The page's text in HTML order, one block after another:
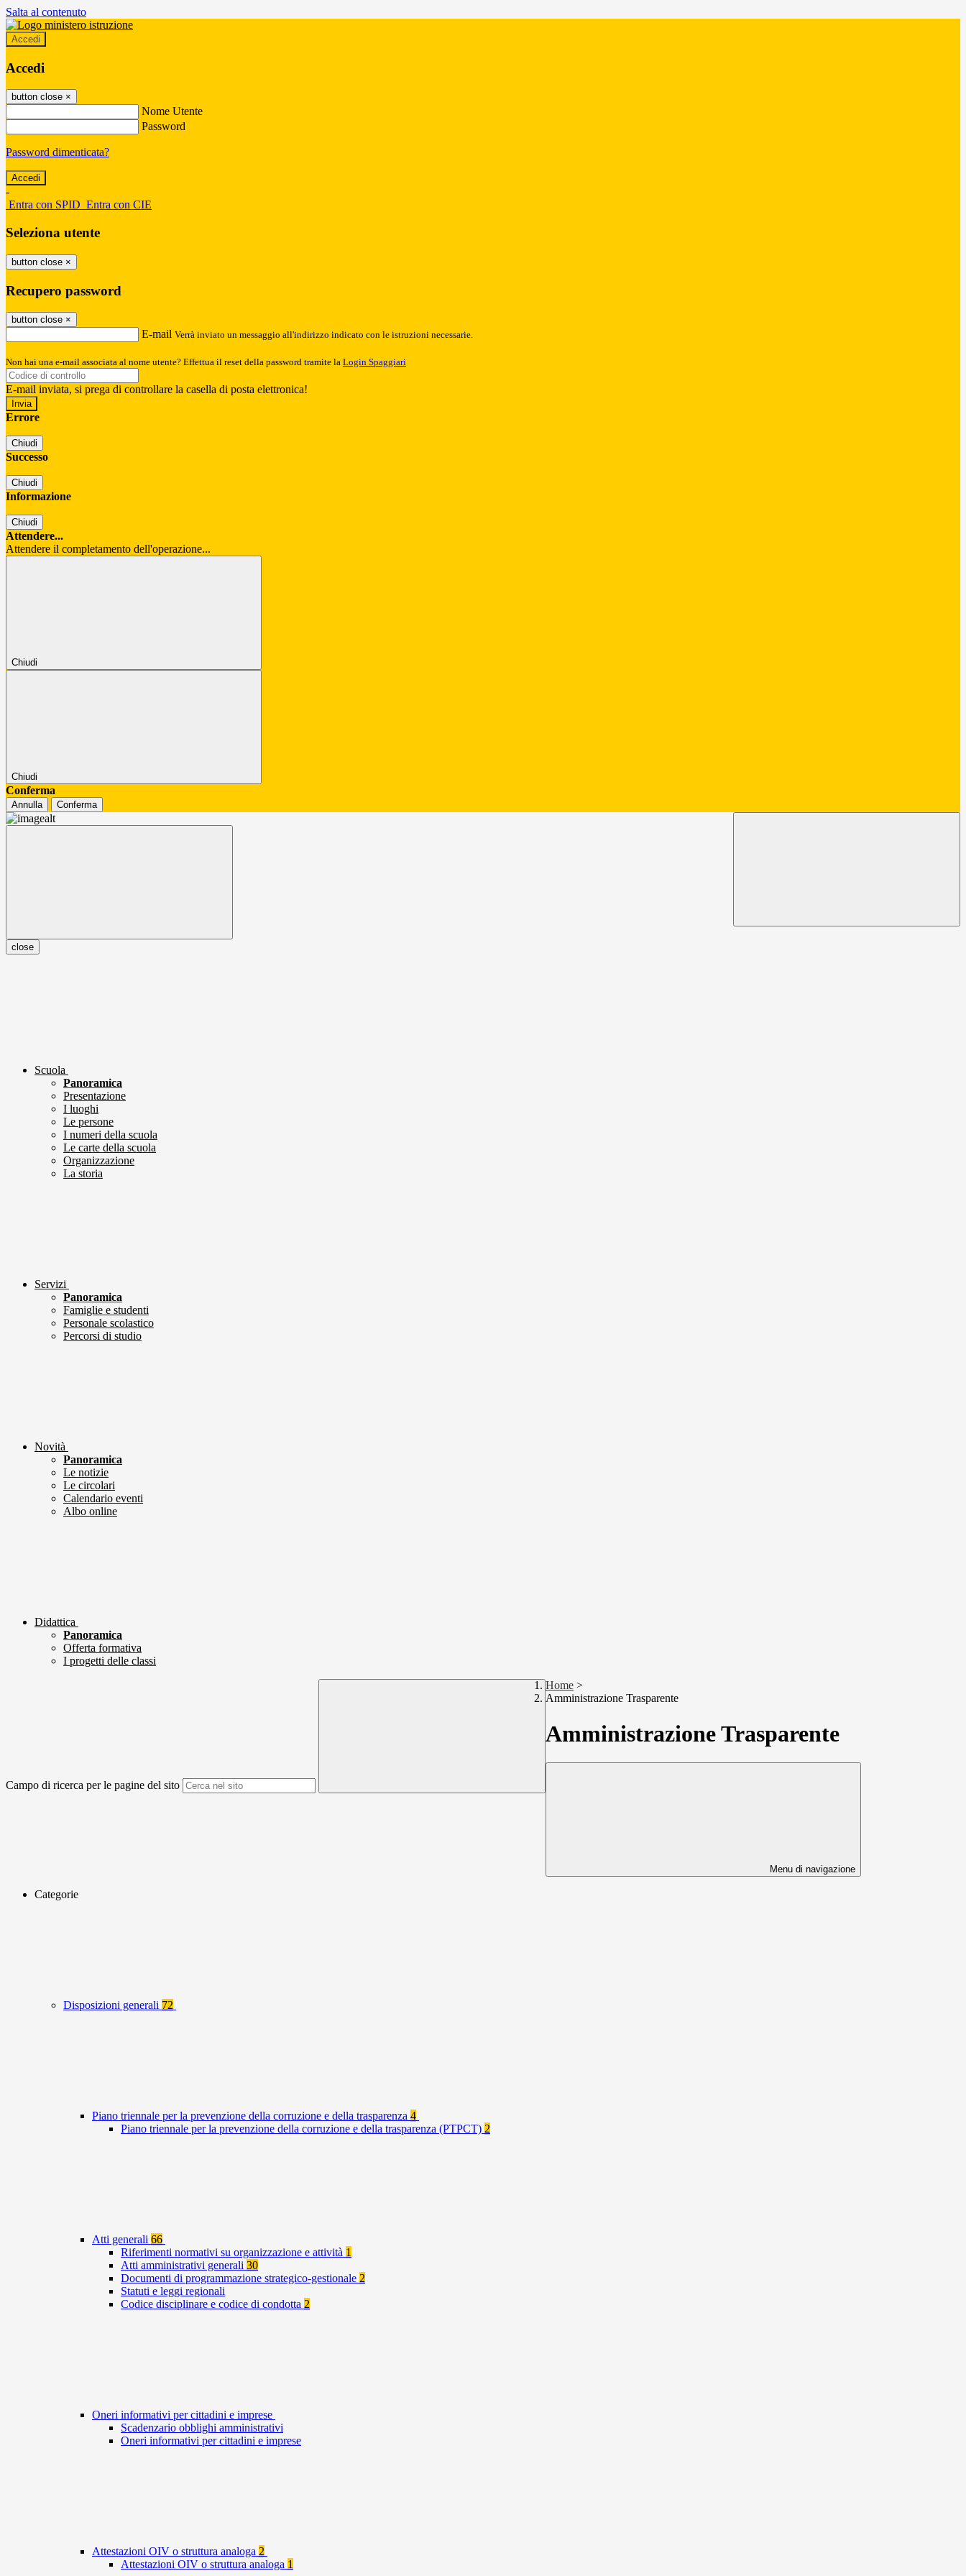
Salta al contenuto
Accedi
Accedi
button close ×
Nome Utente
Password
Password dimenticata?
-
Entra con SPID Entra con CIE
Seleziona utente
button close ×
Recupero password
button close ×
E-mail Verrà inviato un messaggio all'indirizzo indicato con le istruzioni necessarie.
Non hai una e-mail associata al nome utente? Effettua il reset della password tramite la Login Spaggiari
E-mail inviata, si prega di controllare la casella di posta elettronica!
Errore
Chiudi
Successo
Chiudi
Informazione
Chiudi
Attendere...
Attendere il completamento dell'operazione...
Chiudi
Chiudi
Conferma
Annulla Conferma
close
Scuola
Panoramica
Presentazione
I luoghi
Le persone
I numeri della scuola
Le carte della scuola
Organizzazione
La storia
Servizi
Panoramica
Famiglie e studenti
Personale scolastico
Percorsi di studio
Novità
Panoramica
Le notizie
Le circolari
Calendario eventi
Albo online
Didattica
Panoramica
Offerta formativa
I progetti delle classi
Campo di ricerca per le pagine del sito
Home >
Amministrazione Trasparente
Amministrazione Trasparente
Menu di navigazione
Categorie
Disposizioni generali 72
Piano triennale per la prevenzione della corruzione e della trasparenza 4
Piano triennale per la prevenzione della corruzione e della trasparenza (PTPCT) 2
Atti generali 66
Riferimenti normativi su organizzazione e attività 1
Atti amministrativi generali 30
Documenti di programmazione strategico-gestionale 2
Statuti e leggi regionali
Codice disciplinare e codice di condotta 2
Oneri informativi per cittadini e imprese
Scadenzario obblighi amministrativi
Oneri informativi per cittadini e imprese
Attestazioni OIV o struttura analoga 2
Attestazioni OIV o struttura analoga 1